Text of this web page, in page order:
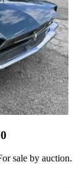
sale by auction.